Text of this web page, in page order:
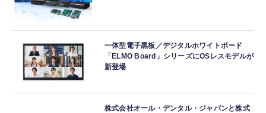
一体型電子黒板／デジタルホワイトボード
「ELMO Board」シリーズにOSレスモデルが
新登場
株式会社オール・デンタル・ジャパンと株式